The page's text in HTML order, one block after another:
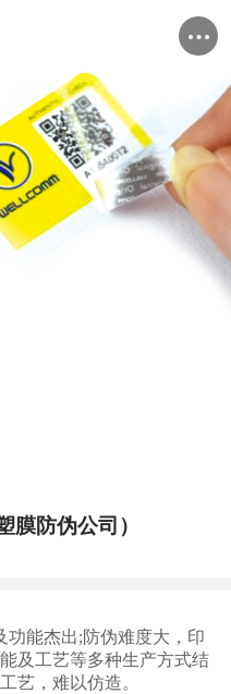
膜防伪公司）
能杰出;防伪难度大，印
及工艺等多种生产方式结
艺，难以仿造。